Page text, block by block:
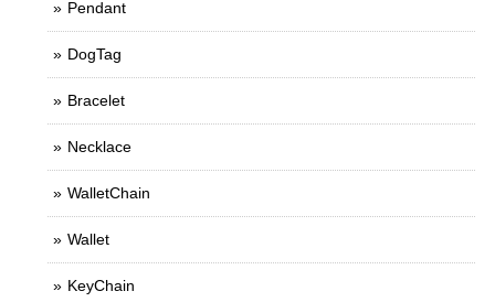
Pendant
DogTag
Bracelet
Necklace
WalletChain
Wallet
KeyChain